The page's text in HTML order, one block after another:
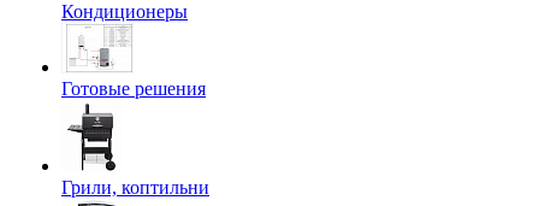
Кондиционеры
Готовые решения
Грили, коптильни